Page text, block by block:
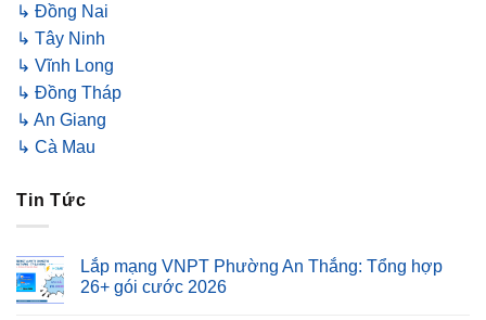
↳ Đồng Nai
↳ Tây Ninh
↳ Vĩnh Long
↳ Đồng Tháp
↳ An Giang
↳ Cà Mau
Tin Tức
Lắp mạng VNPT Phường An Thắng: Tổng hợp
26+ gói cước 2026